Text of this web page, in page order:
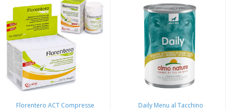
Florentero ACT Compresse Daily Menu al Tacchino